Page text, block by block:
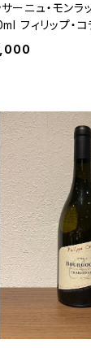
サーニュ・モン
フィリップ・コ